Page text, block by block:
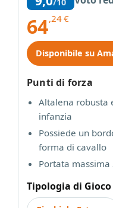
64,24€
Disponibile su
Punti di forza
Altalena robusta
infanzia
Possiede un
forma di cavallo
Portata massima
Tipologia di Gioco